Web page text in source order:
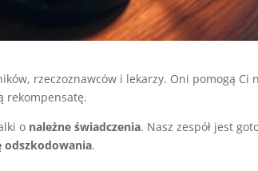
rzeczoznawców i lekarzy. Oni pomogą Ci
rekompensatę.
o należne świadczenia. Nasz zespół jest
odszkodowania.